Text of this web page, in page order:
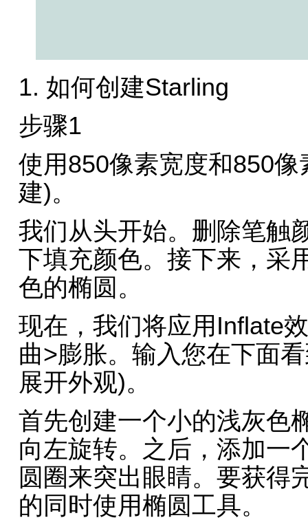
1. 如何创建Starling
步骤1
使用850像素宽度和850
建)。
我们从头开始。删除笔触
下填充颜色。接下来，采
色的椭圆。
现在，我们将应用Inflate
曲>膨胀。输入您在下面
展开外观)。
首先创建一个小的浅灰色
向左旋转。之后，添加一
圆圈来突出眼睛。要获得
的同时使用椭圆工具。